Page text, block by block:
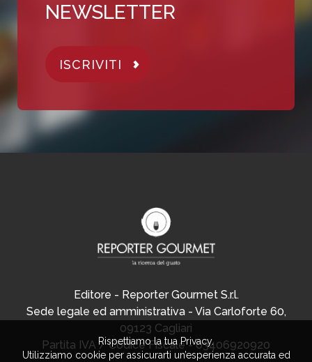
NEWSLETTER
ISCRIVITI
Editore - Reporter Gourmet S.r.l.
Sede legale ed amministrativa - Via Carloforte 60,
09123 Cagliari
Partita IVA / Codice Fiscale - 03406920920
Rispettiamo la tua Privacy.
Utilizziamo cookie per assicurarti un’esperienza accurata ed